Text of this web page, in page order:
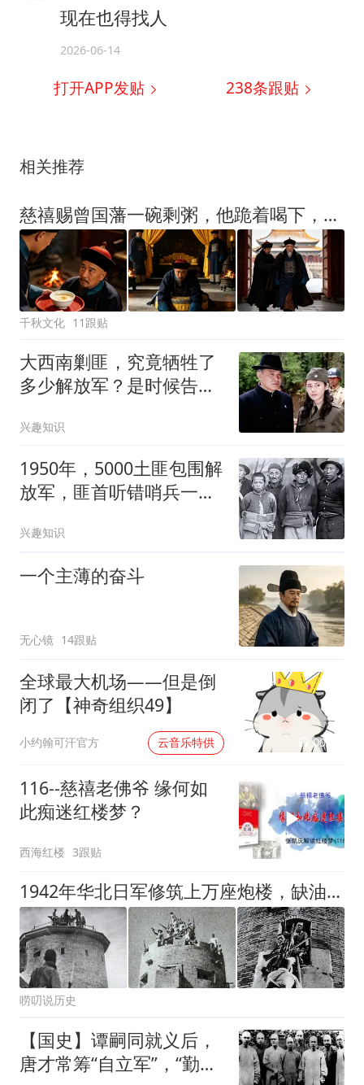
现在也得找人
2026-06-14
打开APP发贴 238条跟贴
相关推荐
慈禧赐曾国藩一碗剩粥，他跪着喝下，一句回答成千古官场教科书
千秋文化 11跟贴
大西南剿匪，究竟牺牲了
多少解放军？是时候告诉
兴趣知识
1950年，5000土匪包围解
放军，匪首听错哨兵一个
兴趣知识
一个主薄的奋斗
无心镜 14跟贴
全球最大机场——但是倒
闭了【神奇组织49】
小约翰可汗官方 云音乐特供 00:02
116--慈禧老佛爷 缘何如
此痴迷红楼梦？
西海红楼 3跟贴
1942年华北日军修筑上万座炮楼，缺油断电，其独创供电方式鲜少有人知晓
唠叨说历史
【国史】谭嗣同就义后，
唐才常筹“自立军”，“勤王